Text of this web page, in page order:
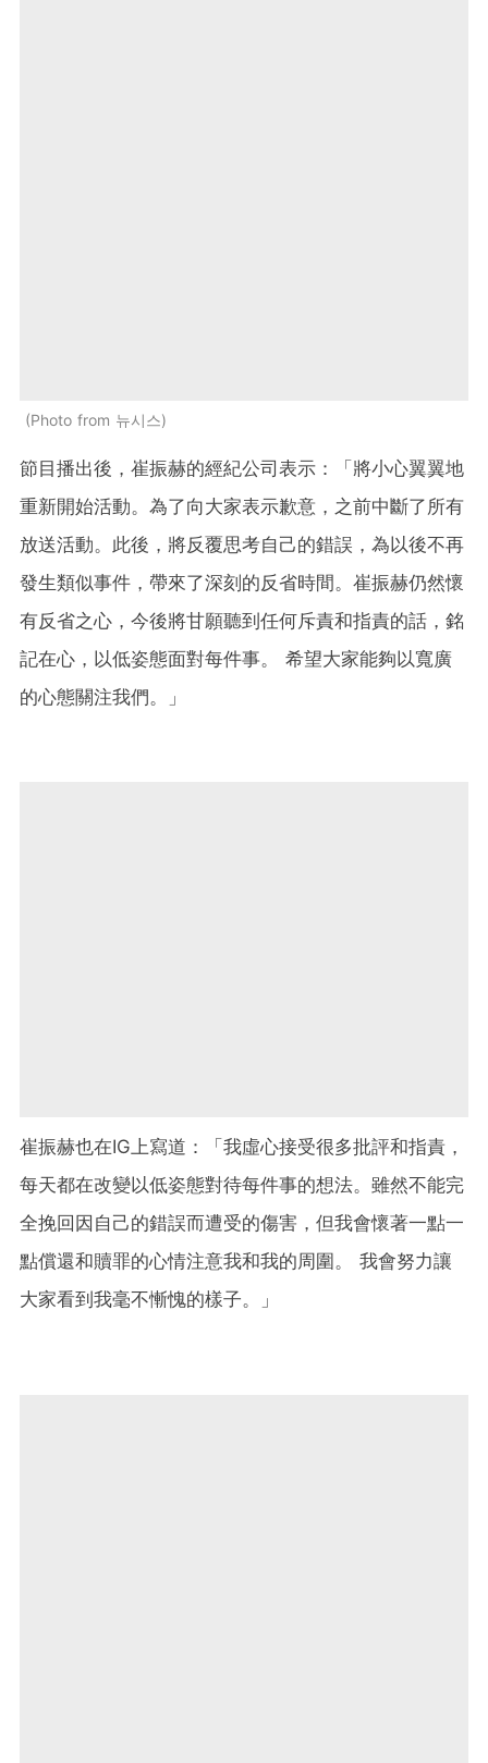
Photo from 뉴시스
節目播出後，崔振赫的經紀公司表示：「將小心翼翼地
重新開始活動。為了向大家表示歉意，之前中斷了所有
放送活動。此後，將反覆思考自己的錯誤，為以後不再
發生類似事件，帶來了深刻的反省時間。崔振赫仍然懷
有反省之心，今後將甘願聽到任何斥責和指責的話，銘
記在心，以低姿態面對每件事。 希望大家能夠以寬廣
的心態關注我們。」
崔振赫也在IG上寫道：「我虛心接受很多批評和指責，
每天都在改變以低姿態對待每件事的想法。雖然不能完
全挽回因自己的錯誤而遭受的傷害，但我會懷著一點一
點償還和贖罪的心情注意我和我的周圍。 我會努力讓
大家看到我毫不慚愧的樣子。」